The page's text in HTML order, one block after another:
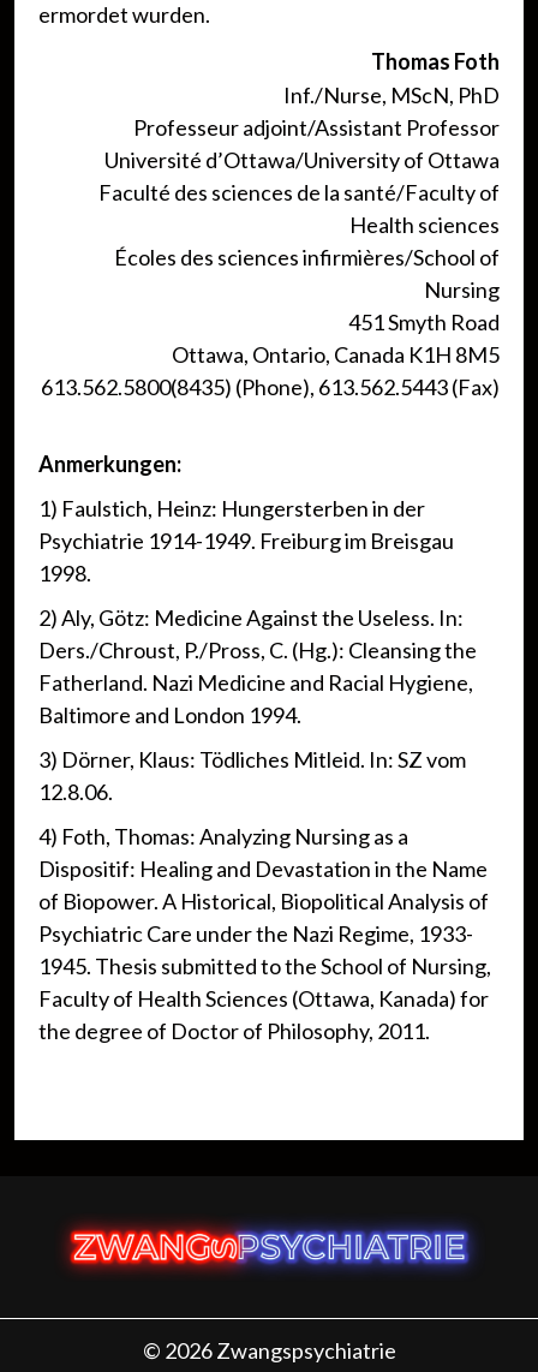
ermordet wurden.
Thomas Foth
Inf./Nurse, MScN, PhD
Professeur adjoint/Assistant Professor
Université d’Ottawa/University of Ottawa
Faculté des sciences de la santé/Faculty of
Health sciences
Écoles des sciences infirmières/School of
Nursing
451 Smyth Road
Ottawa, Ontario, Canada K1H 8M5
613.562.5800(8435) (Phone), 613.562.5443 (Fax)
Anmerkungen:
1) Faulstich, Heinz: Hungersterben in der
Psychiatrie 1914-1949. Freiburg im Breisgau
1998.
2) Aly, Götz: Medicine Against the Useless. In:
Ders./Chroust, P./Pross, C. (Hg.): Cleansing the
Fatherland. Nazi Medicine and Racial Hygiene,
Baltimore and London 1994.
3) Dörner, Klaus: Tödliches Mitleid. In: SZ vom
12.8.06.
4) Foth, Thomas: Analyzing Nursing as a
Dispositif: Healing and Devastation in the Name
of Biopower. A Historical, Biopolitical Analysis of
Psychiatric Care under the Nazi Regime, 1933-
1945. Thesis submitted to the School of Nursing,
Faculty of Health Sciences (Ottawa, Kanada) for
the degree of Doctor of Philosophy, 2011.
© 2026 Zwangspsychiatrie